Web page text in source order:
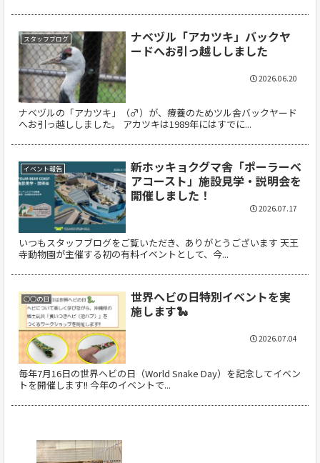
スタッフブログ
ナベヅル「アカツキ」バックヤ
ードへお引っ越ししました
ナベヅルの「アカツキ」（♂）が、療養のためツル舎バックヤード
へお引っ越ししました。 アカツキは1989年にはすでに...
2026.06.20
イベント報告
新ホッキョクグマ舎「ポーラーベ
アコースト」施設見学・説明会を
開催しました！
いつもスタッフブログをご覧いただき、ありがとうございます 天王
寺動物園が主催する初の有料イベントとして、今...
2026.07.17
○○の日
世界ヘビの日特別イベントを実
施します🐍
毎年7月16日の世界ヘビの日（World Snake Day）を記念してイベン
トを開催します!! 今年のイベントで...
2026.07.04